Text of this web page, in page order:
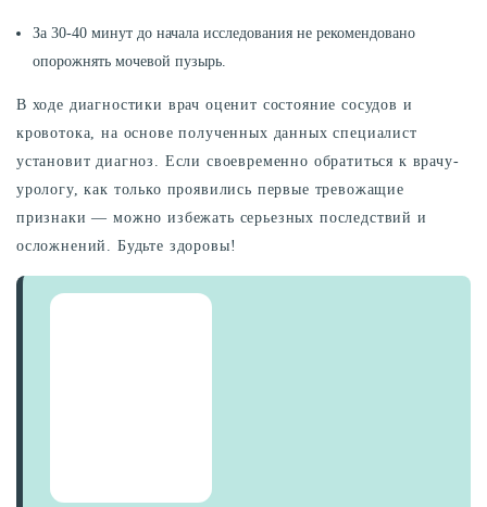
За 30-40 минут до начала исследования не рекомендовано
опорожнять мочевой пузырь.
В ходе диагностики врач оценит состояние сосудов и
кровотока, на основе полученных данных специалист
установит диагноз. Если своевременно обратиться к врачу-
урологу, как только проявились первые тревожащие
признаки — можно избежать серьезных последствий и
осложнений. Будьте здоровы!